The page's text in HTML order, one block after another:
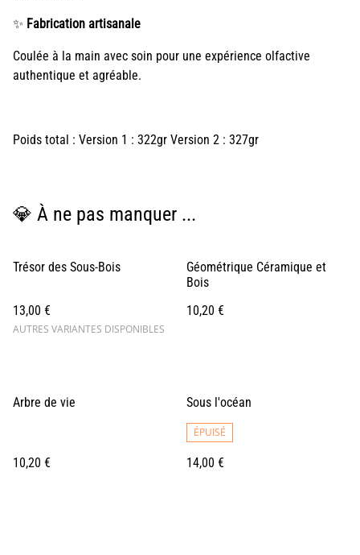
✨ Fabrication artisanale
Coulée à la main avec soin pour une expérience olfactive
authentique et agréable.
Poids total : Version 1 : 322gr Version 2 : 327gr
💎 À ne pas manquer ...
Trésor des Sous-Bois
13,00 €
AUTRES VARIANTES DISPONIBLES
Géométrique Céramique et
Bois
10,20 €
Arbre de vie
10,20 €
Sous l'océan
ÉPUISÉ
14,00 €